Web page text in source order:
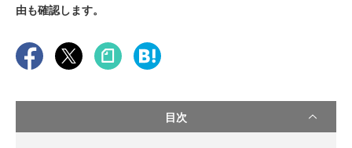
由も確認します。
目次